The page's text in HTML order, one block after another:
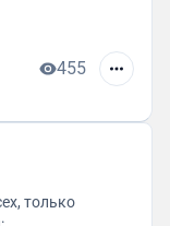
455
только